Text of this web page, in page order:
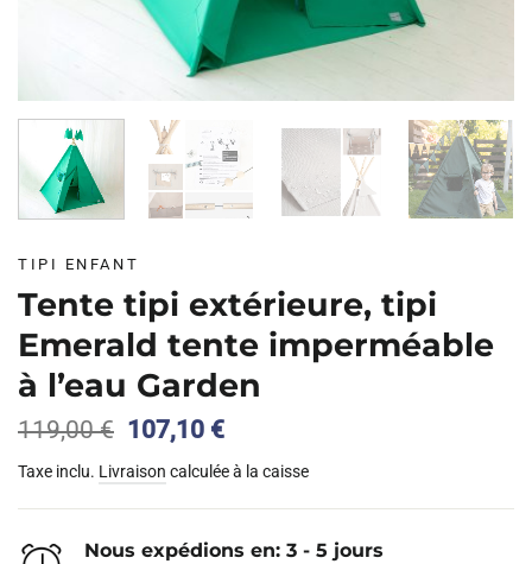
TIPI ENFANT
Tente tipi extérieure, tipi
Emerald tente imperméable
à l’eau Garden
119,00€ Le
initial
était :
107,10 €Le
actuel
est :
Taxe inclu. Livraison calculée à la caisse
Nous expédions en: 3 - 5 jours